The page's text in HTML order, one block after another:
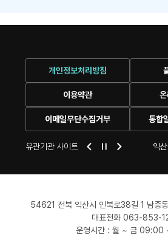
개인정보처리방침
이용약관
이메일무단수집거부 통합
유관기관 사이트
익산 시청 익산여성새로일하기센터 익
54621 전북 익산시 인북로38길 1 남중
대표전화 063-853-
운영시간 : 월 ~ 금 09:00